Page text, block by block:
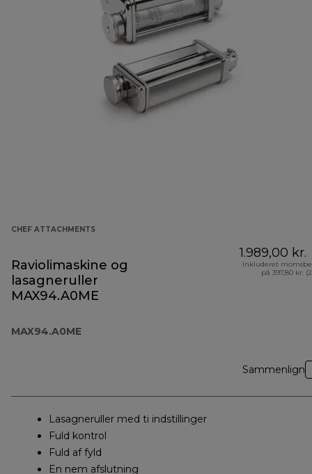
CHEF ATTACHMENTS
Raviolimaskine og
lasagneruller
MAX94.A0ME
MAX94.A0ME
1.989,00 kr.
Inkluderet
på 397,80 kr.
Sammenlign
Lasagneruller med ti indstillinger
Fuld kontrol
Fuld af fyld
En nem afslutning